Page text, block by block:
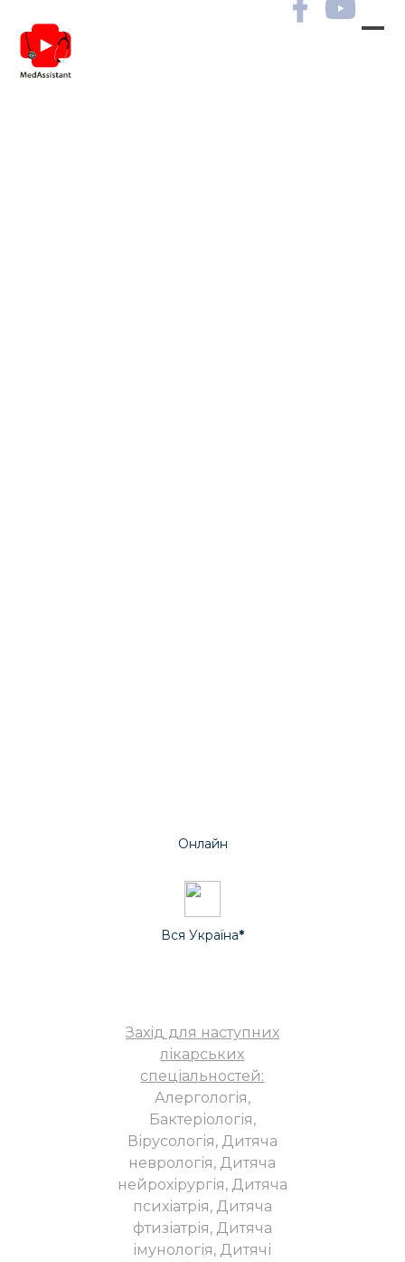
Онлайн
Вся Україна*
Захід для наступних
лікарських
спеціальностей:
Алергологія,
Бактеріологія,
Вірусологія, Дитяча
неврологія, Дитяча
нейрохірургія, Дитяча
психіатрія, Дитяча
фтизіатрія, Дитяча
імунологія, Дитячі